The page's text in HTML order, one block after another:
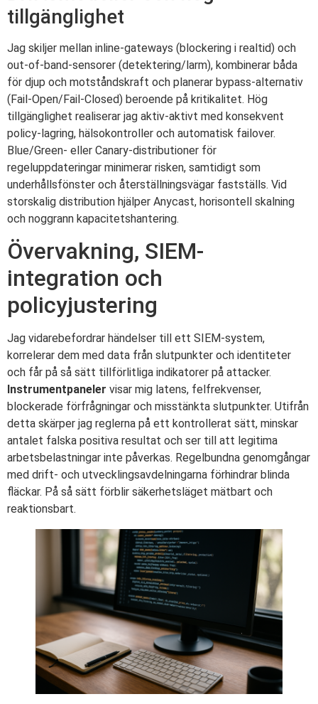
tillgänglighet
Jag skiljer mellan inline-gateways (blockering i realtid) och
out-of-band-sensorer (detektering/larm), kombinerar båda
för djup och motståndskraft och planerar bypass-alternativ
(Fail-Open/Fail-Closed) beroende på kritikalitet. Hög
tillgänglighet realiserar jag aktiv-aktivt med konsekvent
policy-lagring, hälsokontroller och automatisk failover.
Blue/Green- eller Canary-distributioner för
regeluppdateringar minimerar risken, samtidigt som
underhållsfönster och återställningsvägar fastställs. Vid
storskalig distribution hjälper Anycast, horisontell skalning
och noggrann kapacitetshantering.
Övervakning, SIEM-
integration och
policyjustering
Jag vidarebefordrar händelser till ett SIEM-system,
korrelerar dem med data från slutpunkter och identiteter
och får på så sätt tillförlitliga indikatorer på attacker.
Instrumentpaneler visar mig latens, felfrekvenser,
blockerade förfrågningar och misstänkta slutpunkter. Utifrån
detta skärper jag reglerna på ett kontrollerat sätt, minskar
antalet falska positiva resultat och ser till att legitima
arbetsbelastningar inte påverkas. Regelbundna genomgångar
med drift- och utvecklingsavdelningarna förhindrar blinda
fläckar. På så sätt förblir säkerhetsläget mätbart och
reaktionsbart.